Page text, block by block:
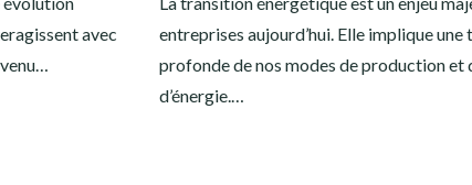
avec
entreprises aujourd’hui. Elle implique
profonde de nos modes de production et
d’énergie.…